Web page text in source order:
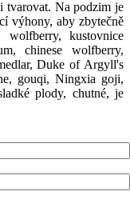
tvarovat. Na podzim je
výhony, aby zbytečně
kustovnice
chinese wolfberry,
Duke of Argyll's
gouqi, Ningxia goji,
plody, chutné, je